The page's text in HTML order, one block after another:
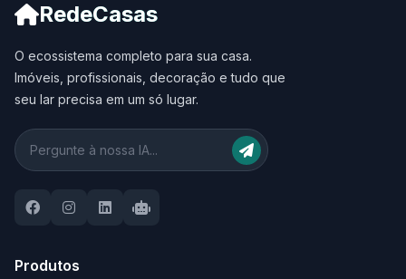
RedeCasas
O ecossistema completo para sua casa.
Imóveis, profissionais, decoração e tudo que
seu lar precisa em um só lugar.
Produtos